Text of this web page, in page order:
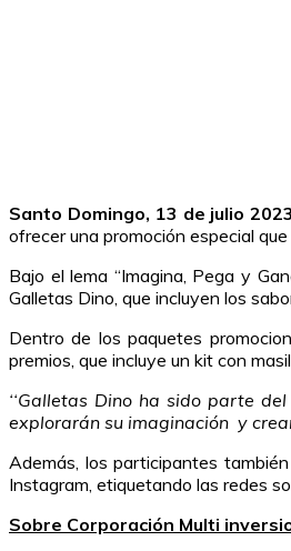
Santo Domingo, 13 de julio
ofrecer una promoción especial
Bajo el lema “Imagina, Pega y
Galletas Dino, que incluyen los
Dentro de los paquetes
premios, que incluye un kit con
‘‘Galletas Dino ha sido parte
explorarán su imaginación y
Además, los participantes
Instagram, etiquetando las redes
Sobre Corporación Multi